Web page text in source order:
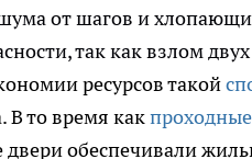
от шагов и
так как взлом
ресурсов такой
В то время как
обеспечивали